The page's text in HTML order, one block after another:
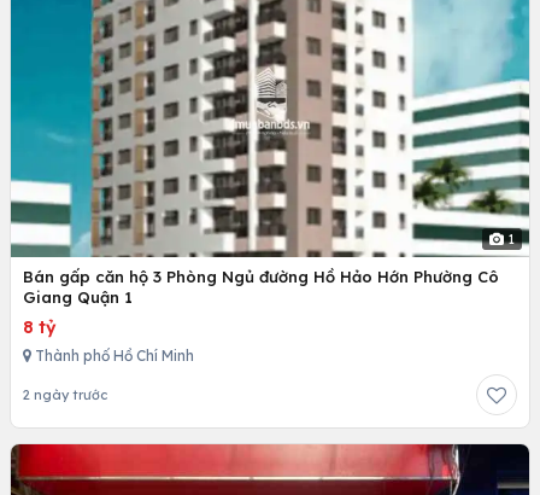
1
Bán gấp căn hộ 3 Phòng Ngủ đường Hồ Hảo Hớn Phường Cô
Giang Quận 1
8 tỷ
Thành phố Hồ Chí Minh
2 ngày trước